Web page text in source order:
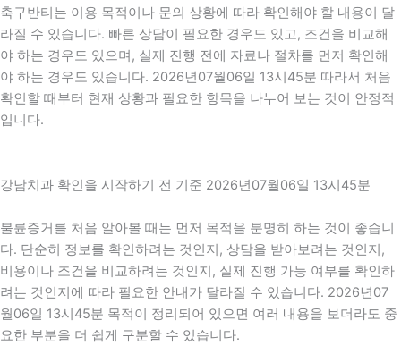
축구반티는 이용 목적이나 문의 상황에 따라 확인해야 할 내용이 달
라질 수 있습니다. 빠른 상담이 필요한 경우도 있고, 조건을 비교해
야 하는 경우도 있으며, 실제 진행 전에 자료나 절차를 먼저 확인해
야 하는 경우도 있습니다. 2026년07월06일 13시45분 따라서 처음
확인할 때부터 현재 상황과 필요한 항목을 나누어 보는 것이 안정적
입니다.
강남치과 확인을 시작하기 전 기준 2026년07월06일 13시45분
불륜증거를 처음 알아볼 때는 먼저 목적을 분명히 하는 것이 좋습니
다. 단순히 정보를 확인하려는 것인지, 상담을 받아보려는 것인지,
비용이나 조건을 비교하려는 것인지, 실제 진행 가능 여부를 확인하
려는 것인지에 따라 필요한 안내가 달라질 수 있습니다. 2026년07
월06일 13시45분 목적이 정리되어 있으면 여러 내용을 보더라도 중
요한 부분을 더 쉽게 구분할 수 있습니다.